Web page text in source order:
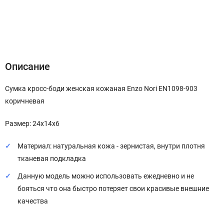
Описание
Сумка кросс-боди женская кожаная Enzo Nori EN1098-903
коричневая
Размер: 24x14х6
Материал: натуральная кожа - зернистая, внутри плотня
тканевая подкладка
Данную модель можно использовать ежедневно и не
бояться что она быстро потеряет свои красивые внешние
качества